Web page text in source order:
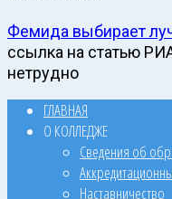
Фемида выбирает
ссылка на статью
нетрудно
ГЛАВНАЯ
О КОЛЛЕДЖЕ
Сведения об
Наставничество